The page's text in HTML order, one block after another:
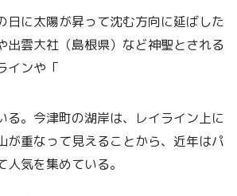
に太陽が昇って沈む方向に延ばした
出雲大社（島根県）など神聖とされる
インや「
る。今津町の湖岸は、レイライン上に
が重なって見えることから、近年はパ
気を集めている。